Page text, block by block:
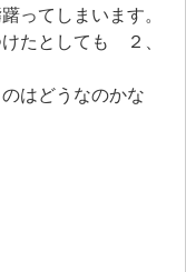
ってしまいます。
たとしても ２、
はどうなのかな